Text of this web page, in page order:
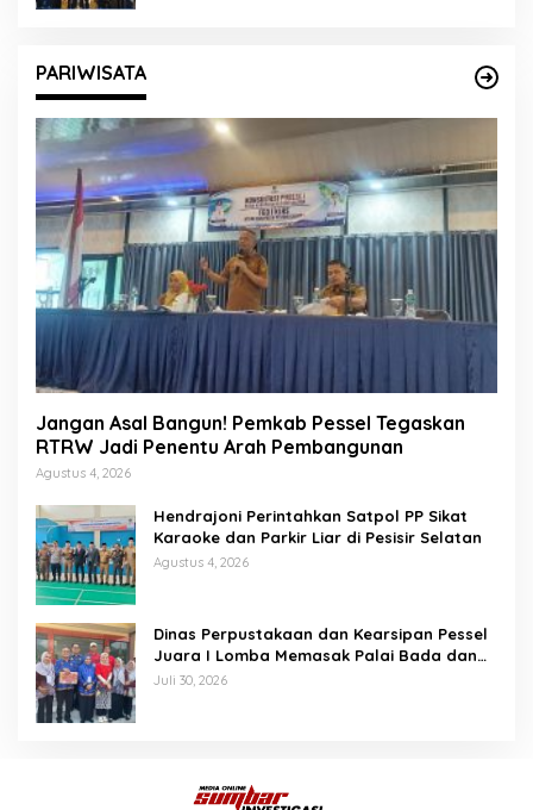
PARIWISATA
Jangan Asal Bangun! Pemkab Pessel Tegaskan
RTRW Jadi Penentu Arah Pembangunan
Agustus 4, 2026
Hendrajoni Perintahkan Satpol PP Sikat
Karaoke dan Parkir Liar di Pesisir Selatan
Agustus 4, 2026
Dinas Perpustakaan dan Kearsipan Pessel
Juara I Lomba Memasak Palai Bada dan
Lamang Golek
Juli 30, 2026